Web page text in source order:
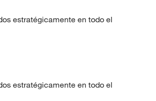
estratégicamente en todo el
estratégicamente en todo el